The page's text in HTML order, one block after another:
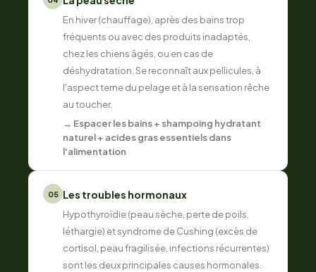
En hiver (chauffage), après des bains trop
fréquents ou avec des produits inadaptés,
chez les chiens âgés, ou en cas de
déshydratation. Se reconnaît aux pellicules, à
l'aspect terne du pelage et à la sensation rêche
au toucher.
→ Espacer les bains + shampoing hydratant
naturel + acides gras essentiels dans
l'alimentation
05 Les troubles hormonaux
Hypothyroïdie (peau sèche, perte de poils,
léthargie) et syndrome de Cushing (excès de
cortisol, peau fragilisée, infections récurrentes)
sont les deux principales causes hormonales.